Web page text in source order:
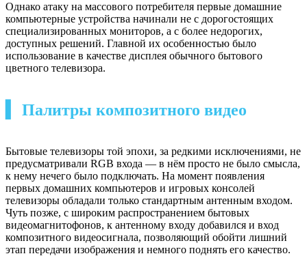
Однако атаку на массового потребителя первые домашние
компьютерные устройства начинали не с дорогостоящих
специализированных мониторов, а с более недорогих,
доступных решений. Главной их особенностью было
использование в качестве дисплея обычного бытового
цветного телевизора.
▍ Палитры композитного видео
Бытовые телевизоры той эпохи, за редкими исключениями, не
предусматривали RGB входа — в нём просто не было смысла,
к нему нечего было подключать. На момент появления
первых домашних компьютеров и игровых консолей
телевизоры обладали только стандартным антенным входом.
Чуть позже, с широким распространением бытовых
видеомагнитофонов, к антенному входу добавился и вход
композитного видеосигнала, позволяющий обойти лишний
этап передачи изображения и немного поднять его качество.